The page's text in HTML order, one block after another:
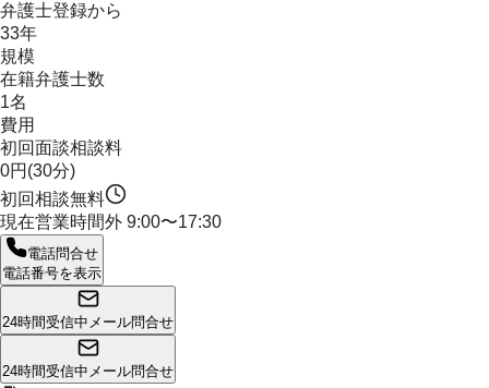
弁護士登録から
33年
規模
在籍弁護士数
1名
費用
初回面談相談料
0円(30分)
初回相談無料
現在営業時間外 9:00〜17:30
電話問合せ
電話番号を表示
24時間受信中 メール問合せ
24時間受信中 メール問合せ